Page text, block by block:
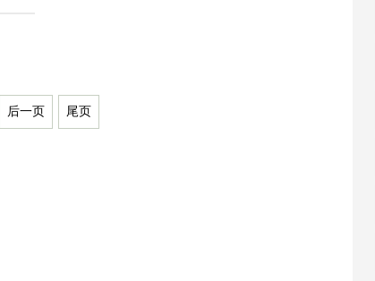
后一页 尾页